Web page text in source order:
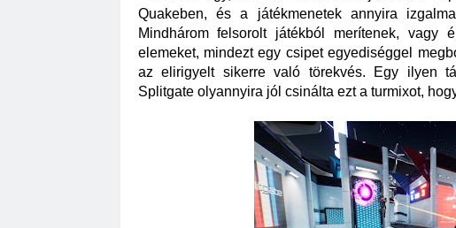
Quakeben, és a játékmenetek annyira
Mindhárom felsorolt játékból merítenek,
elemeket, mindezt egy csipet egyediséggel
az elirigyelt sikerre való törekvés. Egy ilyen
Splitgate olyannyira jól csinálta ezt a turmixot,